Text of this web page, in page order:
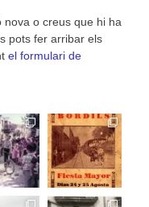
nova o creus que hi ha
pots fer arribar els
el formulari de